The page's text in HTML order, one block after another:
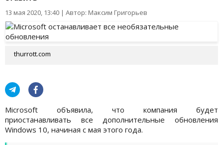
13 мая 2020, 13:40 | Автор: Максим Григорьев
thurrott.com
Microsoft объявила, что компания будет
приостанавливать все дополнительные обновления
Windows 10, начиная с мая этого года.